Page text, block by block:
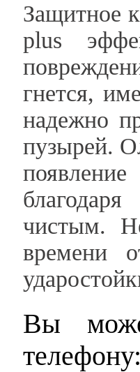
Защитное
plus
гнется,
надежно
пузырей.
чистым.
времени
Вы